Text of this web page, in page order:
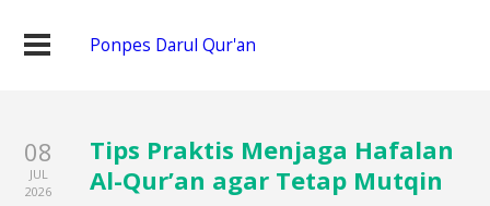
Ponpes Darul Qur'an
08
JUL
2026
Tips Praktis Menjaga Hafalan
Al-Qur’an agar Tetap Mutqin